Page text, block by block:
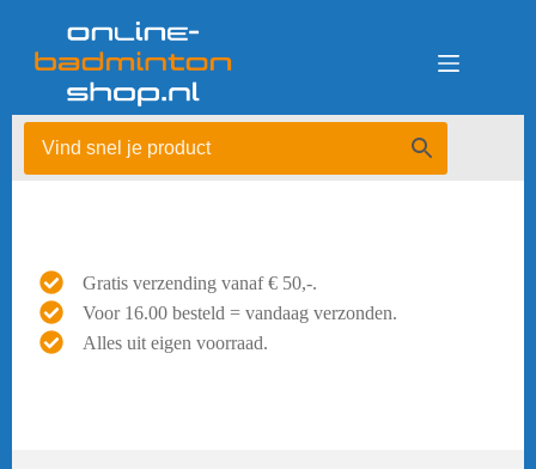
Gratis verzending vanaf € 50,-.
Voor 16.00 besteld = vandaag verzonden.
Alles uit eigen voorraad.